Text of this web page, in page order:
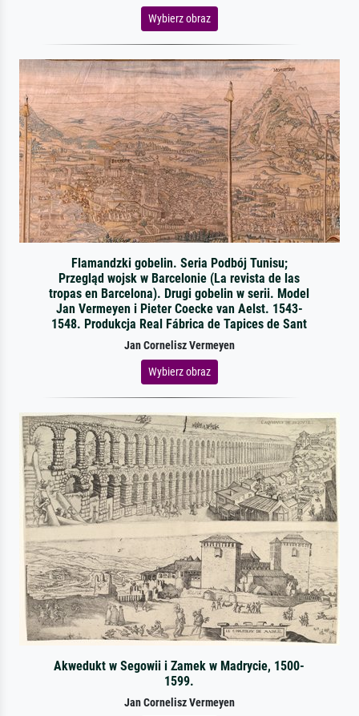
Wybierz obraz
Flamandzki gobelin. Seria Podbój Tunisu;
Przegląd wojsk w Barcelonie (La revista de las
tropas en Barcelona). Drugi gobelin w serii. Model
Jan Vermeyen i Pieter Coecke van Aelst. 1543-
1548. Produkcja Real Fábrica de Tapices de Sant
Jan Cornelisz Vermeyen
Wybierz obraz
Akwedukt w Segowii i Zamek w Madrycie, 1500-
1599.
Jan Cornelisz Vermeyen